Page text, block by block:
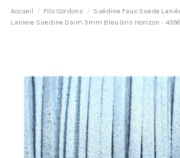
Accueil Fils Cordons Suédine Faux Suede
Laniere Suedine Daim 3mm Bleu Gris Horizon -